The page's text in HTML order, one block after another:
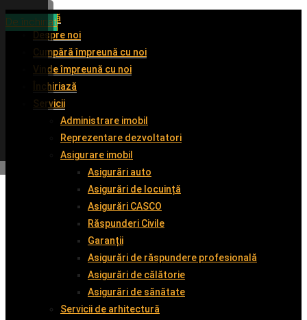
Acasă
Despre noi
Cumpără împreună cu noi
Vinde împreună cu noi
Închiriază
Servicii
Administrare imobil
Reprezentare dezvoltatori
Asigurare imobil
Asigurări auto
Asigurări de locuință
Asigurări CASCO
Răspunderi Civile
Garanții
Asigurări de răspundere profesională
Asigurări de călătorie
Asigurări de sănătate
Servicii de arhitectură
De închiriat
De închiriat
De vânzare
De închiriat